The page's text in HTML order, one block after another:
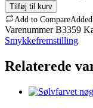
Tilføj til kurv
Add to CompareAdded
VarenummerB3359
Smykkefremstilling
Relaterede